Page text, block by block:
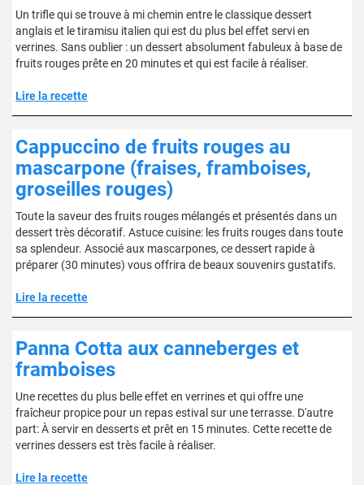
Un trifle qui se trouve à mi chemin entre le classique dessert
anglais et le tiramisu italien qui est du plus bel effet servi en
verrines. Sans oublier : un dessert absolument fabuleux à base de
fruits rouges prête en 20 minutes et qui est facile à réaliser.
Lire la recette
Cappuccino de fruits rouges au
mascarpone (fraises, framboises,
groseilles rouges)
Toute la saveur des fruits rouges mélangés et présentés dans un
dessert très décoratif. Astuce cuisine: les fruits rouges dans toute
sa splendeur. Associé aux mascarpones, ce dessert rapide à
préparer (30 minutes) vous offrira de beaux souvenirs gustatifs.
Lire la recette
Panna Cotta aux canneberges et
framboises
Une recettes du plus belle effet en verrines et qui offre une
fraîcheur propice pour un repas estival sur une terrasse. D'autre
part: À servir en desserts et prêt en 15 minutes. Cette recette de
verrines dessers est très facile à réaliser.
Lire la recette